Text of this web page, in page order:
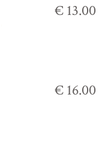
€ 13.00
€ 16.00